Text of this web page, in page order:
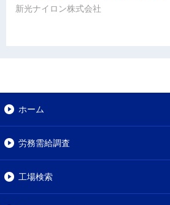
新光ナイロン株式会社
ホーム
労務需給調査
工場検索